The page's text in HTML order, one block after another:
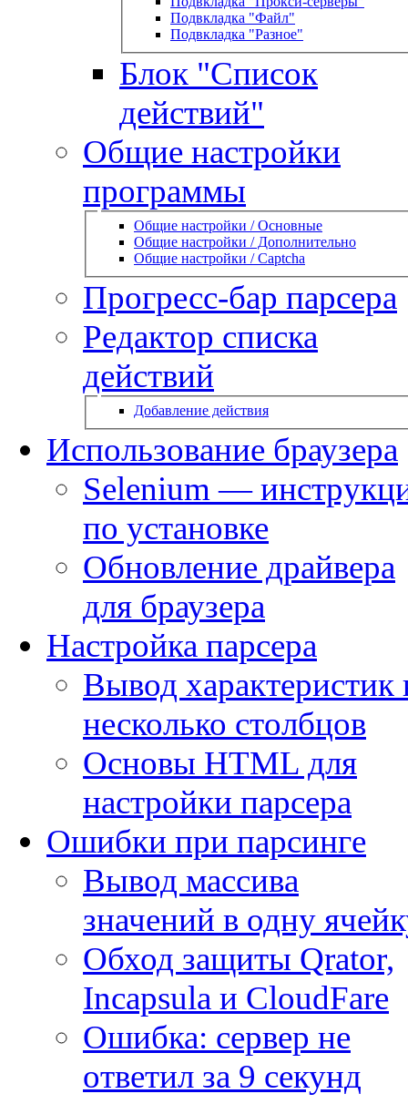
Подвкладка "Файл"
Подвкладка "Разное"
Блок "Список
действий"
Общие настройки
программы
Общие настройки / Основные
Общие настройки / Дополнительно
Общие настройки / Captcha
Прогресс-бар парсера
Редактор списка
действий
Добавление действия
Использование браузера
Selenium —
по установке
Обновление драйвера
для браузера
Настройка парсера
Вывод характеристик
несколько столбцов
Основы HTML для
настройки парсера
Ошибки при парсинге
Вывод массива
значений в одну
Обход защиты Qrator,
Incapsula и CloudFare
Ошибка: сервер не
ответил за 9 секунд